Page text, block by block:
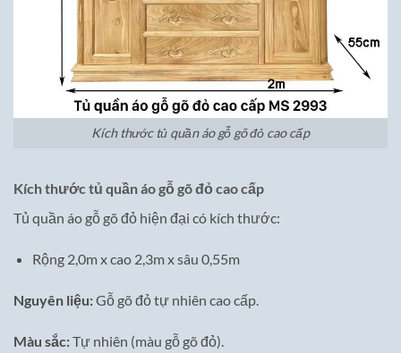
Kích thước tủ quần áo gỗ gõ đỏ cao cấp
Kích thước tủ quần áo gỗ gõ đỏ cao cấp
Tủ quần áo gỗ gõ đỏ hiện đại có kích thước:
Rộng 2,0m x cao 2,3m x sâu 0,55m
Nguyên liệu:Gỗ gõ đỏ tự nhiên cao cấp.
Màu sắc:Tự nhiên (màu gỗ gõ đỏ).